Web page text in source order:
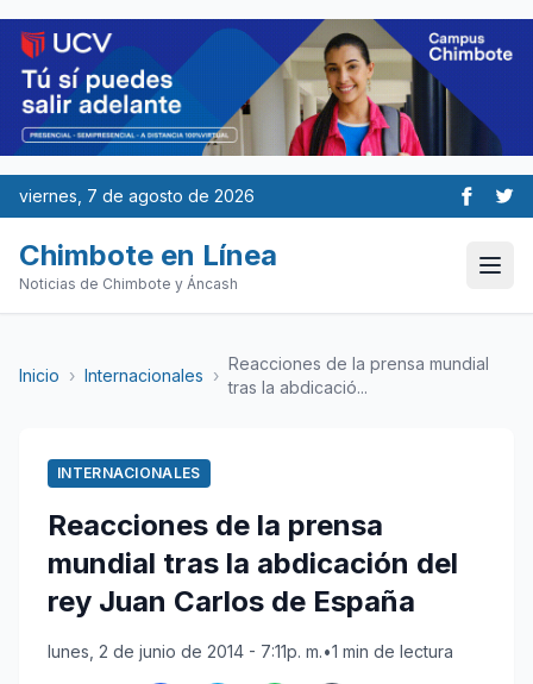
viernes, 7 de agosto de 2026
Chimbote en Línea
Noticias de Chimbote y Áncash
Inicio › Internacionales ›
Reacciones de la prensa mundial
tras la abdicació...
INTERNACIONALES
Reacciones de la prensa
mundial tras la abdicación del
rey Juan Carlos de España
lunes, 2 de junio de 2014 - 7:11p. m.•1 min de lectura